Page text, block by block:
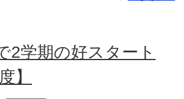
2学期の好スタート
】